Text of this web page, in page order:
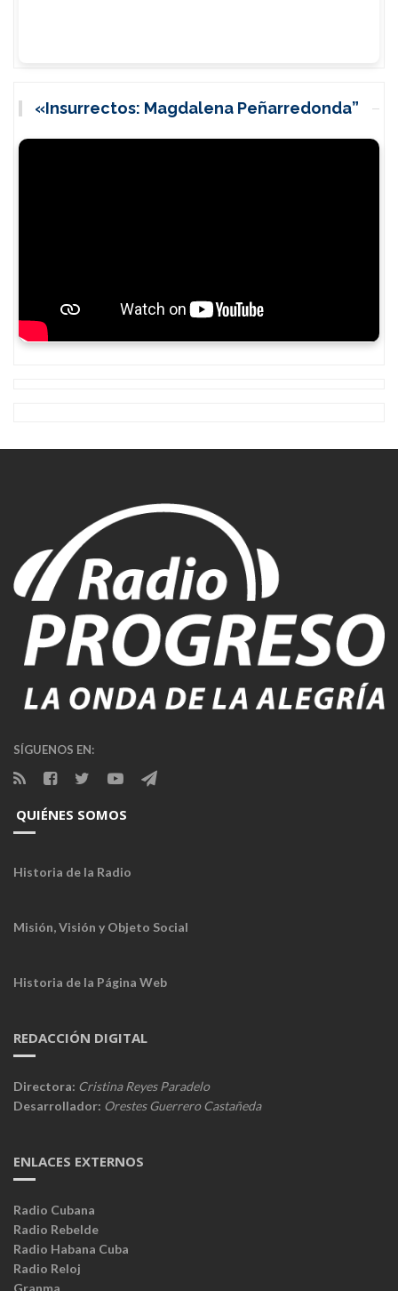
«Insurrectos: Magdalena Peñarredonda”
SÍGUENOS EN:
QUIÉNES SOMOS
Historia de la Radio
Misión, Visión y Objeto Social
Historia de la Página Web
REDACCIÓN DIGITAL
Directora: Cristina Reyes Paradelo
Desarrollador: Orestes Guerrero Castañeda
ENLACES EXTERNOS
Radio Cubana
Radio Rebelde
Radio Habana Cuba
Radio Reloj
Granma